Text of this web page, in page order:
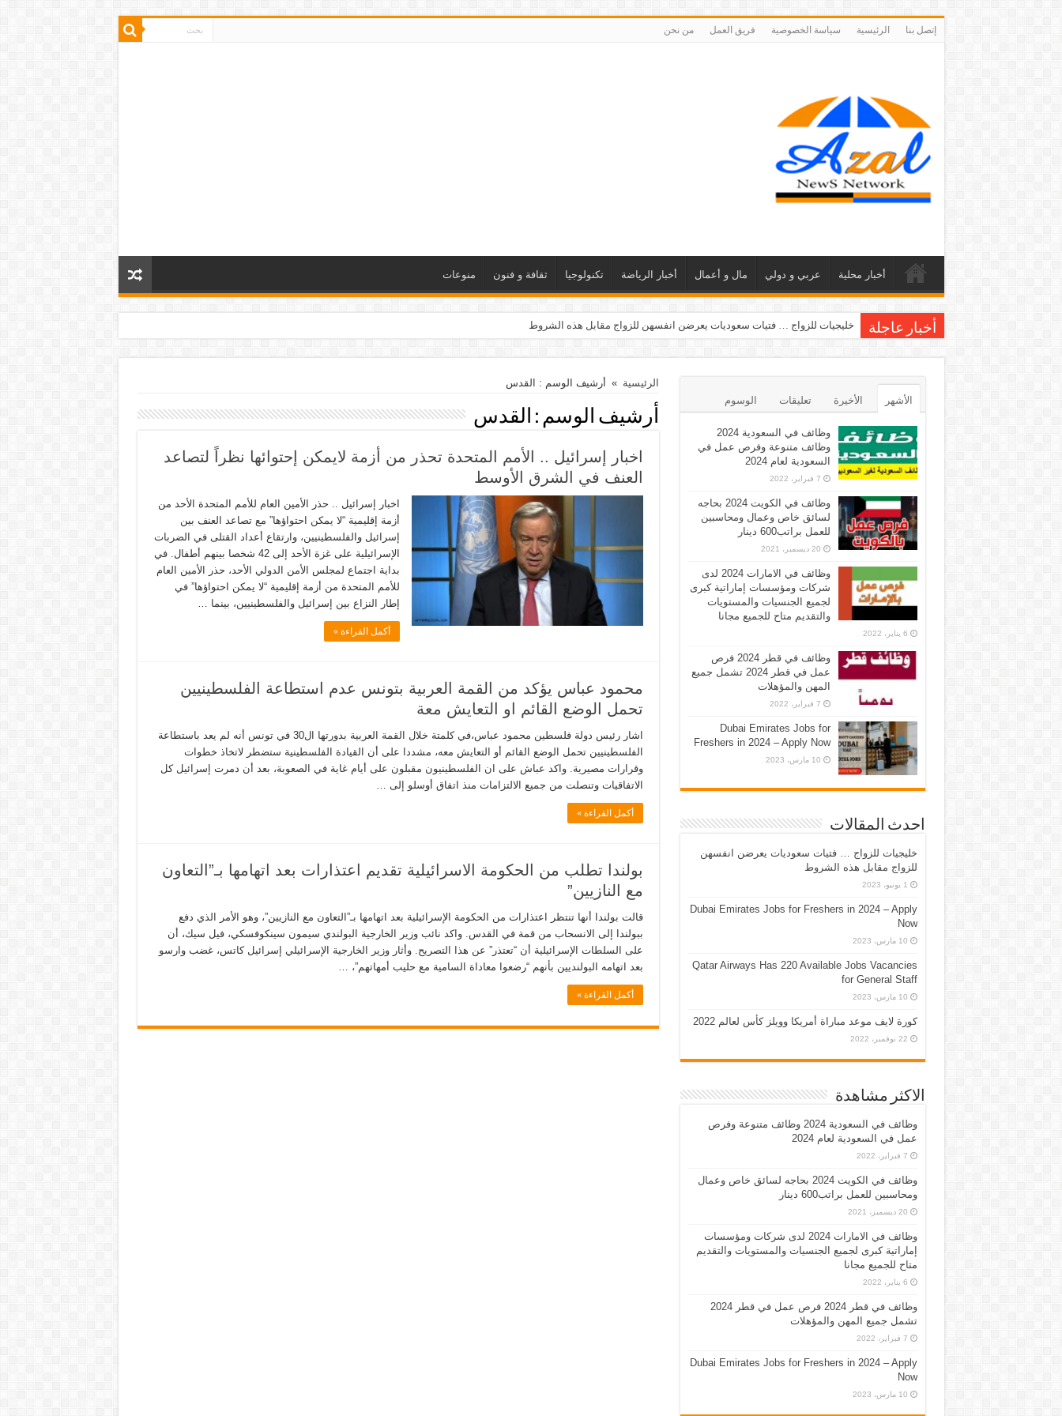
إتصل بنا الرئيسية سياسة الخصوصية فريق العمل من نحن
أخبار محلية عربي و دولي مال و أعمال أخبار الرياضة تكنولوجيا ثقافة و فنون منوعات
أخبار عاجلة خليجيات للزواج … فتيات سعوديات يعرضن انفسهن للزواج مقابل هذه الشروط
الرئيسية » أرشيف الوسم : القدس
أرشيف الوسم : القدس
اخبار إسرائيل .. الأمم المتحدة تحذر من أزمة لايمكن إحتوائها نظراً لتصاعد
العنف في الشرق الأوسط
اخبار إسرائيل .. حذر الأمين العام للأمم المتحدة الأحد من
أزمة إقليمية “لا يمكن احتواؤها” مع تصاعد العنف بين
إسرائيل والفلسطينيين، وارتقاع أعداد القتلى في الضربات
الإسرائيلية على غزة الأحد إلى 42 شخصا بينهم أطفال. في
بداية اجتماع لمجلس الأمن الدولي الأحد، حذر الأمين العام
للأمم المتحدة من أزمة إقليمية “لا يمكن احتواؤها” في
إطار النزاع بين إسرائيل والفلسطينيين، بينما …
أكمل القراءة »
محمود عباس يؤكد من القمة العربية بتونس عدم استطاعة الفلسطينيين
تحمل الوضع القائم او التعايش معة
اشار رئيس دولة فلسطين محمود عباس،في كلمتة خلال القمة العربية بدورتها ال30 في تونس أنه لم يعد باستطاعة
الفلسطينيين تحمل الوضع القائم أو التعايش معه، مشددا على أن القيادة الفلسطينية ستضطر لاتخاذ خطوات
وقرارات مصيرية. واكد عباش على ان الفلسطينيون مقبلون على أيام غاية في الصعوبة، بعد أن دمرت إسرائيل كل
الاتفاقيات وتنصلت من جميع الالتزامات منذ اتفاق أوسلو إلى …
أكمل القراءة »
بولندا تطلب من الحكومة الاسرائيلية تقديم اعتذارات بعد اتهامها بـ”التعاون
مع النازيين”
قالت بولندا أنها تنتظر اعتذارات من الحكومة الإسرائيلية بعد اتهامها بـ”التعاون مع النازيين”، وهو الأمر الذي دفع
ببولندا إلى الانسحاب من قمة في القدس. واكد نائب وزير الخارجية البولندي سيمون سينكوفسكي، فيل سيك، أن
على السلطات الإسرائيلية أن “تعتذر” عن هذا التصريح. وأثار وزير الخارجية الإسرائيلي إسرائيل كاتس، غضب وارسو
بعد اتهامه البولنديين بأنهم “رضعوا معاداة السامية مع حليب أمهاتهم”، …
أكمل القراءة »
الأشهر الأخيرة تعليقات الوسوم
وظائف في السعودية 2024
وظائف متنوعة وفرص عمل في
السعودية لعام 2024
7 فبراير، 2022
وظائف في الكويت 2024 بحاجه
لسائق خاص وعمال ومحاسبين
للعمل براتب600 دينار
20 ديسمبر، 2021
وظائف في الامارات 2024 لدى
شركات ومؤسسات إماراتية كبرى
لجميع الجنسيات والمستويات
والتقديم متاح للجميع مجانا
6 يناير، 2022
وظائف في قطر 2024 فرص
عمل في قطر 2024 تشمل جميع
المهن والمؤهلات
7 فبراير، 2022
Dubai Emirates Jobs for
Freshers in 2024 – Apply Now
10 مارس، 2023
احدث المقالات
خليجيات للزواج … فتيات سعوديات يعرضن انفسهن
للزواج مقابل هذه الشروط
1 يونيو، 2023
Dubai Emirates Jobs for Freshers in 2024 – Apply
Now
10 مارس، 2023
Qatar Airways Has 220 Available Jobs Vacancies
for General Staff
10 مارس، 2023
كورة لايف موعد مباراة أمريكا وويلز كأس لعالم 2022
22 نوفمبر، 2022
الاكثر مشاهدة
وظائف في السعودية 2024 وظائف متنوعة وفرص
عمل في السعودية لعام 2024
7 فبراير، 2022
وظائف في الكويت 2024 بحاجه لسائق خاص وعمال
ومحاسبين للعمل براتب600 دينار
20 ديسمبر، 2021
وظائف في الامارات 2024 لدى شركات ومؤسسات
إماراتية كبرى لجميع الجنسيات والمستويات والتقديم
متاح للجميع مجانا
6 يناير، 2022
وظائف في قطر 2024 فرص عمل في قطر 2024
تشمل جميع المهن والمؤهلات
7 فبراير، 2022
Dubai Emirates Jobs for Freshers in 2024 – Apply
Now
10 مارس، 2023